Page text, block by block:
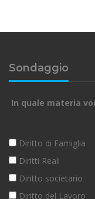
Sondaggio
In quale materia
Diritto di Famiglia
Diritti Reali
Diritto societario
Diritto del Lavoro